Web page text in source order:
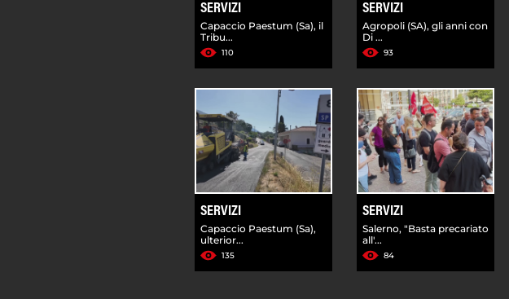
SERVIZI
Capaccio Paestum (Sa), il
Tribu...
110
SERVIZI
Agropoli (SA), gli anni con
Di ...
93
SERVIZI
Capaccio Paestum (Sa),
ulterior...
135
SERVIZI
Salerno, "Basta precariato
all'...
84